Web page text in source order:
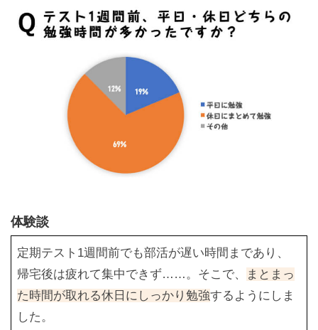
体験談
定期テスト1週間前でも部活が遅い時間まであり、
帰宅後は疲れて集中できず……。そこで、
まとまっ
た時間が取れる休日にしっかり勉強するようにしま
した。